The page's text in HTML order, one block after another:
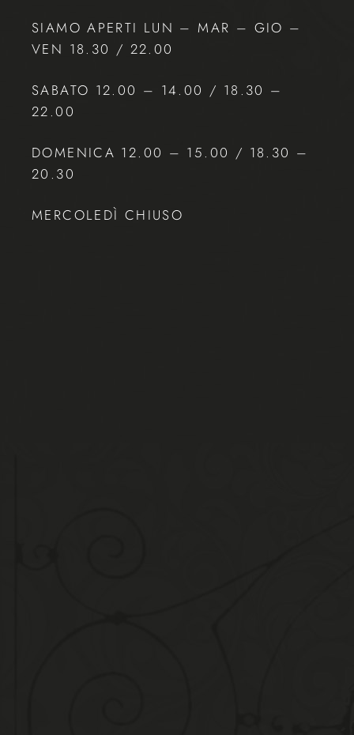
SIAMO APERTI LUN – MAR – GIO –
VEN 18.30 / 22.00
SABATO 12.00 – 14.00 / 18.30 –
22.00
DOMENICA 12.00 – 15.00 / 18.30 –
20.30
MERCOLEDÌ CHIUSO